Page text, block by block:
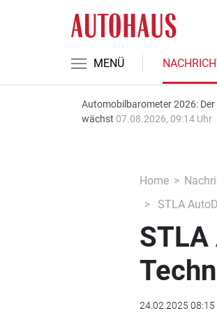
MENÜ
Automobilbarometer 2026:
wächst 07.08.2026, 09:14 Uhr
Home
STLA
24.02.2025 08:15